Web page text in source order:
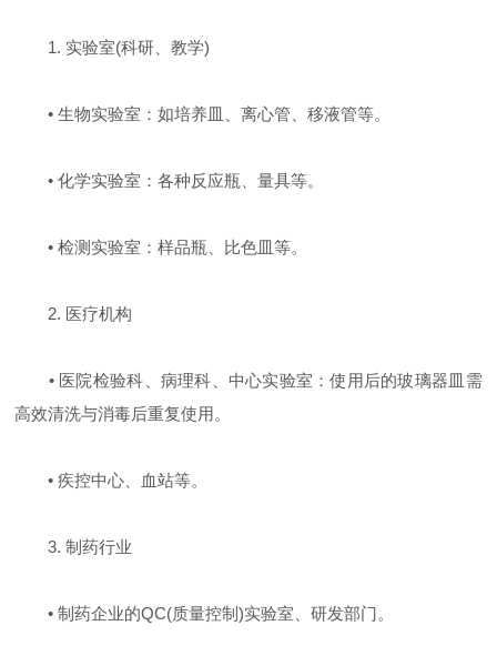
1. 实验室(科研、教学)
• 生物实验室：如培养皿、离心管、移液管等。
• 化学实验室：各种反应瓶、量具等。
• 检测实验室：样品瓶、比色皿等。
2. 医疗机构
• 医院检验科、病理科、中心实验室：使用后的玻璃器皿需
高效清洗与消毒后重复使用。
• 疾控中心、血站等。
3. 制药行业
• 制药企业的QC(质量控制)实验室、研发部门。